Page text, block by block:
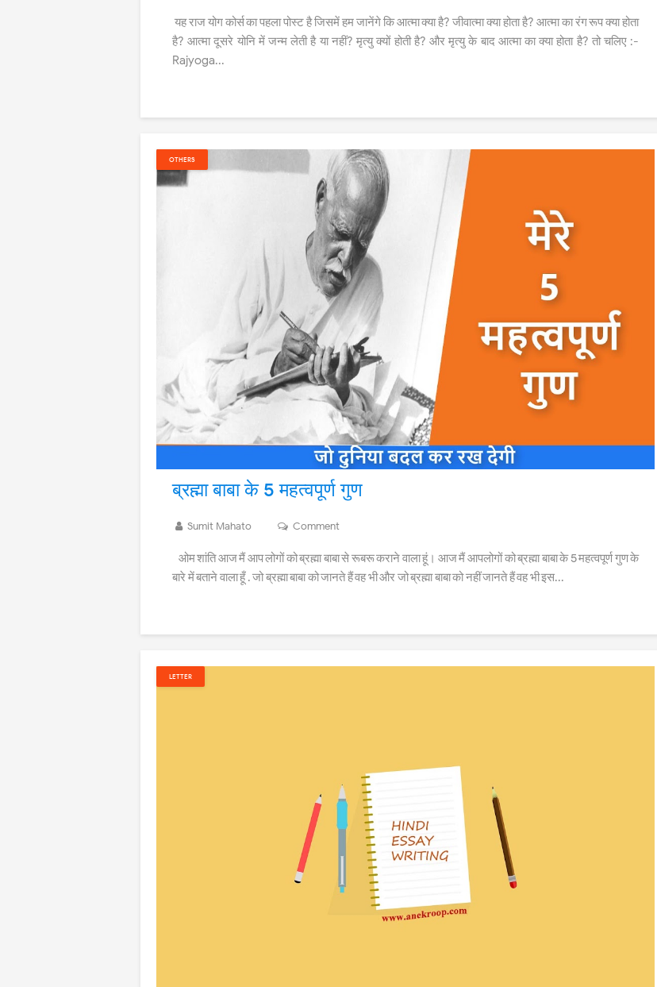
यह राज योग कोर्स का पहला पोस्ट है जिसमें हम जानेंगे कि आत्मा क्या है? जीवात्मा क्या होता है? आत्मा का रंग रूप क्या होता
है? आत्मा दूसरे योनि में जन्म लेती है या नहीं? मृत्यु क्यों होती है? और मृत्यु के बाद आत्मा का क्या होता है? तो चलिए :-
Rajyoga...
OTHERS
ब्रह्मा बाबा के 5 महत्वपूर्ण गुण
Sumit Mahato Comment
ओम शांति आज मैं आप लोगों को ब्रह्मा बाबा से रूबरू कराने वाला हूं। आज मैं आपलोगों को ब्रह्मा बाबा के 5 महत्वपूर्ण गुण के
बारे में बताने वाला हूँ . जो ब्रह्मा बाबा को जानते हैं वह भी और जो ब्रह्मा बाबा को नहीं जानते हैं वह भी इस...
LETTER